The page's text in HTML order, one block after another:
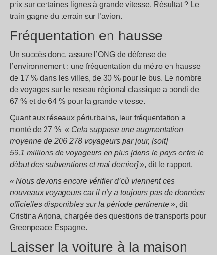
prix sur certaines lignes à grande vitesse. Résultat ? Le
train gagne du terrain sur l’avion.
Fréquentation en hausse
Un succès donc, assure l’ONG de défense de
l’environnement : une fréquentation du métro en hausse
de 17 % dans les villes, de 30 % pour le bus. Le nombre
de voyages sur le réseau régional classique a bondi de
67 % et de 64 % pour la grande vitesse.
Quant aux réseaux périurbains, leur fréquentation a
monté de 27 %. « Cela suppose une augmentation
moyenne de 206 278 voyageurs par jour, [soit]
56,1 millions de voyageurs en plus [dans le pays entre le
début des subventions et mai dernier] », dit le rapport.
« Nous devons encore vérifier d’où viennent ces
nouveaux voyageurs car il n’y a toujours pas de données
officielles disponibles sur la période pertinente », dit
Cristina Arjona, chargée des questions de transports pour
Greenpeace Espagne.
Laisser la voiture à la maison